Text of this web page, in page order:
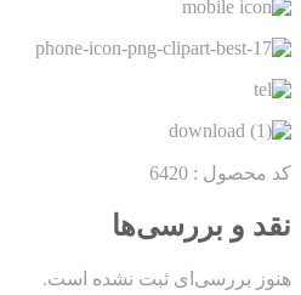
کد محصول : 6420
نقد و بررسی‌ها
هنوز بررسی‌ای ثبت نشده است.